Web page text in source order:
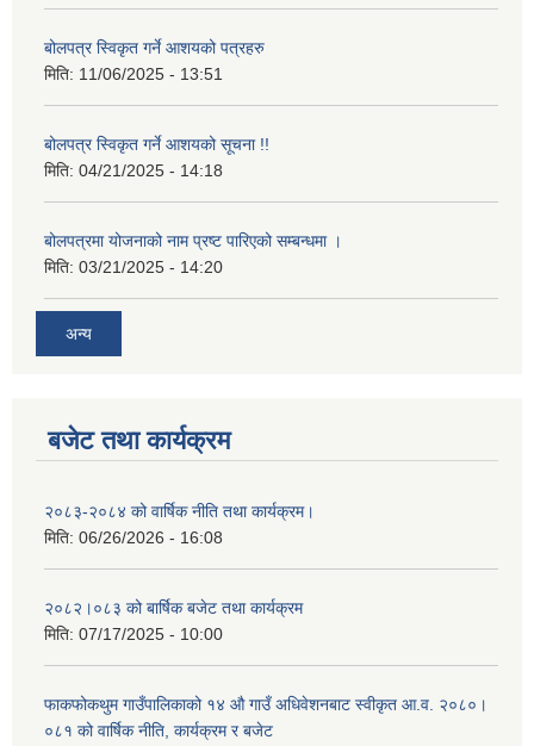
बोलपत्र स्विकृत गर्ने आशयको पत्रहरु
मिति: 11/06/2025 - 13:51
बोलपत्र स्विकृत गर्ने आशयको सूचना !!
मिति: 04/21/2025 - 14:18
बोलपत्रमा योजनाको नाम प्रष्ट पारिएको सम्बन्धमा ।
मिति: 03/21/2025 - 14:20
अन्य
बजेट तथा कार्यक्रम
२०८३-२०८४ को वार्षिक नीति तथा कार्यक्रम।
मिति: 06/26/2026 - 16:08
२०८२।०८३ को बार्षिक बजेट तथा कार्यक्रम
मिति: 07/17/2025 - 10:00
फाकफोकथुम गाउँपालिकाको १४ औ गाउँ अधिवेशनबाट स्वीकृत आ.व. २०८०।
०८१ को वार्षिक नीति, कार्यक्रम र बजेट